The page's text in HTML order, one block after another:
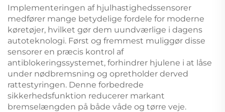
Implementeringen af hjulhastighedssensorer
medfører mange betydelige fordele for moderne
køretøjer, hvilket gør dem uundværlige i dagens
autoteknologi. Først og fremmest muliggør disse
sensorer en præcis kontrol af
antiblokeringssystemet, forhindrer hjulene i at låse
under nødbremsning og opretholder derved
rattestyringen. Denne forbedrede
sikkerhedsfunktion reducerer markant
bremselængden på både våde og tørre veje.